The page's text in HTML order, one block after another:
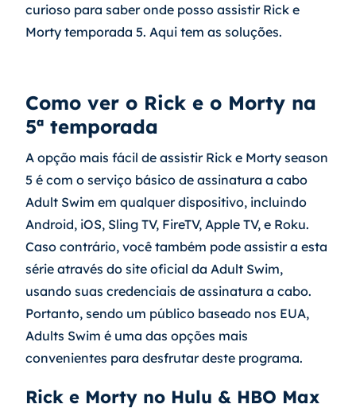
curioso para saber onde posso assistir Rick e
Morty temporada 5. Aqui tem as soluções.
Como ver o Rick e o Morty na
5ª temporada
A opção mais fácil de assistir Rick e Morty season
5 é com o serviço básico de assinatura a cabo
Adult Swim em qualquer dispositivo, incluindo
Android, iOS, Sling TV, FireTV, Apple TV, e Roku.
Caso contrário, você também pode assistir a esta
série através do site oficial da Adult Swim,
usando suas credenciais de assinatura a cabo.
Portanto, sendo um público baseado nos EUA,
Adults Swim é uma das opções mais
convenientes para desfrutar deste programa.
Rick e Morty no Hulu & HBO Max